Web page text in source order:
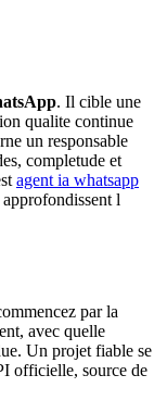
. Il cible une
qualite continue
un responsable
completude et
agent ia whatsapp
l
par la
avec quelle
Un projet fiable se
officielle, source de